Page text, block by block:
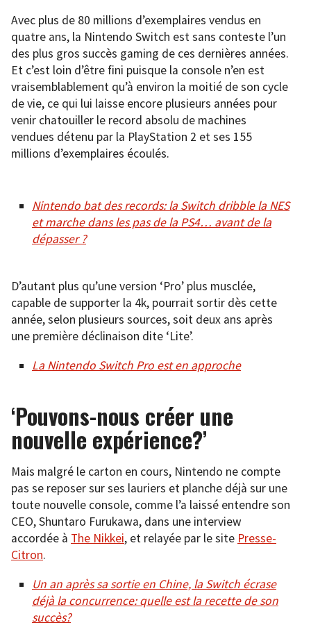
Avec plus de 80 millions d’exemplaires vendus en
quatre ans, la Nintendo Switch est sans conteste l’un
des plus gros succès gaming de ces dernières années.
Et c’est loin d’être fini puisque la console n’en est
vraisemblablement qu’à environ la moitié de son cycle
de vie, ce qui lui laisse encore plusieurs années pour
venir chatouiller le record absolu de machines
vendues détenu par la PlayStation 2 et ses 155
millions d’exemplaires écoulés.
Nintendo bat des records: la Switch dribble la NES
et marche dans les pas de la PS4… avant de la
dépasser ?
D’autant plus qu’une version ‘Pro’ plus musclée,
capable de supporter la 4k, pourrait sortir dès cette
année, selon plusieurs sources, soit deux ans après
une première déclinaison dite ‘Lite’.
La Nintendo Switch Pro est en approche
‘Pouvons-nous créer une
nouvelle expérience?’
Mais malgré le carton en cours, Nintendo ne compte
pas se reposer sur ses lauriers et planche déjà sur une
toute nouvelle console, comme l’a laissé entendre son
CEO, Shuntaro Furukawa, dans une interview
accordée à The Nikkei, et relayée par le site Presse-
Citron.
Un an après sa sortie en Chine, la Switch écrase
déjà la concurrence: quelle est la recette de son
succès?